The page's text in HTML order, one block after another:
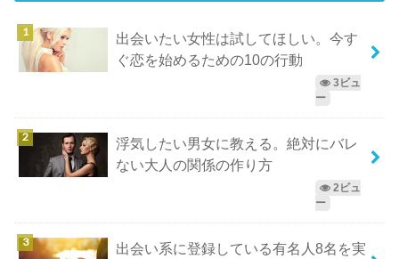
出会いたい女性は試してほしい。今す
ぐ恋を始めるための10の行動
3ビュ
ー
浮気したい男女に教える。絶対にバレ
ない大人の関係の作り方
2ビュ
ー
出会い系に登録している有名人8名を実